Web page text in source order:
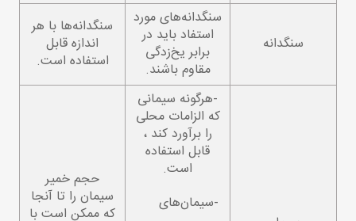
سنگدانه
سنگدانه‌های مورد
استفاد باید در
برابر یخ‌زدگی
مقاوم باشند.
سنگدانه‌ها با هر
اندازه قابل
استفاده است.
-هرگونه سیمانی
که الزامات محلی
را برآورد کند ،
قابل استفاده
است.
-سیمان‌های
حجم خمیر
سیمان را تا آنجا
که ممکن است با